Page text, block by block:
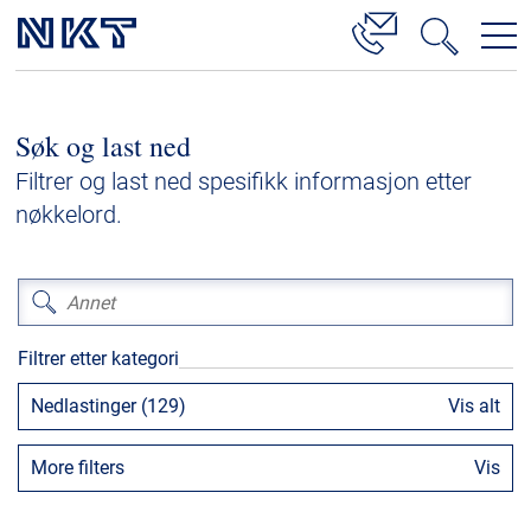
Høyspenningskabelløsninger
Kabelservice
Lavspenning
Høyspenningskabeltilbehør
Mellomspenningskabeltilbehør
Referanser
Nedlastinger
Søk og last ned
Filtrer og last ned spesifikk informasjon etter
nøkkelord.
Filtrer etter kategori
Nedlastinger (129) Vis alt
More filters Vis